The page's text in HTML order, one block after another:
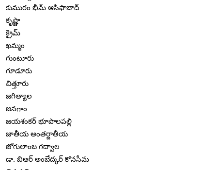
కుమురం భీమ్ ఆసిఫాబాద్
కృష్ణా
క్రైమ్
ఖమ్మం
గుంటూరు
గూడూరు
చిత్తూరు
జగిత్యాల
జనగాం
జయశంకర్ భూపాలపల్లి
జాతీయ అంతర్జాతీయ
జోగులాంబ గద్వాల
డా. బిఆర్ అంబేద్కర్ కోనసీమ